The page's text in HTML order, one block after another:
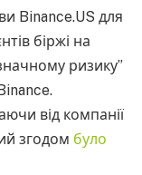
Binance.US для
біржі на
ризику”
від компанії
згодом було